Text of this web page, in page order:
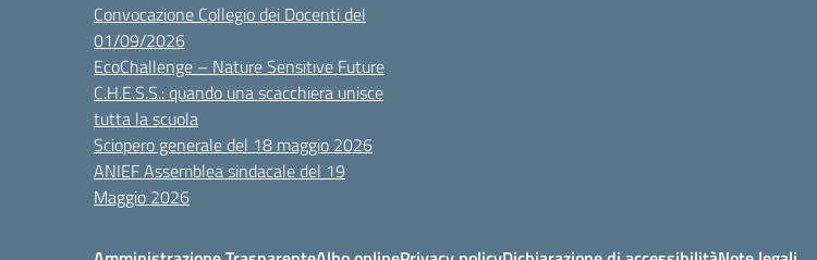
Convocazione Collegio dei Docenti del
01/09/2026
EcoChallenge – Nature Sensitive Future
C.H.E.S.S.: quando una scacchiera unisce
tutta la scuola
Sciopero generale del 18 maggio 2026
ANIEF Assemblea sindacale del 19
Maggio 2026